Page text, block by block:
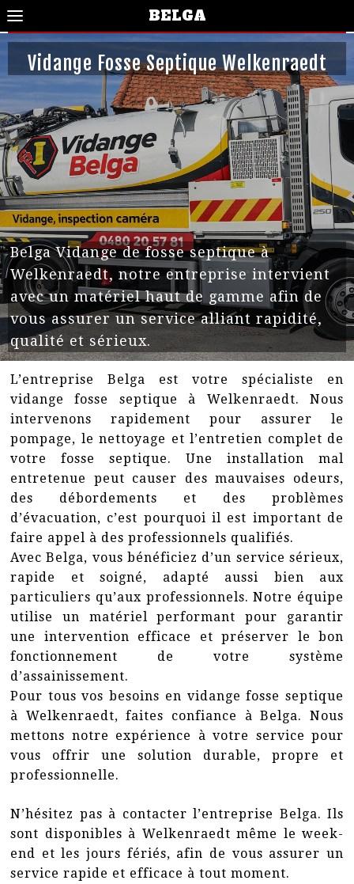
BELGA
Vidange Fosse Septique Welkenraedt
Belga Vidange de fosse septique à
Welkenraedt, notre entreprise intervient
avec un matériel haut de gamme afin de
vous assurer un service alliant rapidité,
qualité et sérieux.
L’entreprise Belga est votre spécialiste en
vidange fosse septique à Welkenraedt. Nous
intervenons rapidement pour assurer le
pompage, le nettoyage et l’entretien complet de
votre fosse septique. Une installation mal
entretenue peut causer des mauvaises odeurs,
des débordements et des problèmes
d’évacuation, c’est pourquoi il est important de
faire appel à des professionnels qualifiés.
Avec Belga, vous bénéficiez d’un service sérieux,
rapide et soigné, adapté aussi bien aux
particuliers qu’aux professionnels. Notre équipe
utilise un matériel performant pour garantir
une intervention efficace et préserver le bon
fonctionnement de votre système
d’assainissement.
Pour tous vos besoins en vidange fosse septique
à Welkenraedt, faites confiance à Belga. Nous
mettons notre expérience à votre service pour
vous offrir une solution durable, propre et
professionnelle.
N’hésitez pas à contacter l’entreprise Belga. Ils
sont disponibles à Welkenraedt même le week-
end et les jours fériés, afin de vous assurer un
service rapide et efficace à tout moment.